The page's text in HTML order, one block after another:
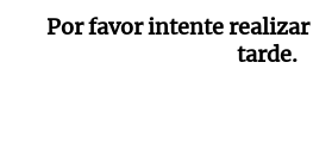
Por favor intente realizar
tarde.